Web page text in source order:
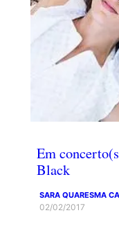
Em
Black
SARA QUARESMA
02/02/2017